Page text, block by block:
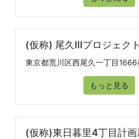
(仮称) 尾久Ⅲプロジェク
東京都荒川区西尾久一丁目
もっと見る
(仮称)東日暮里4丁目計